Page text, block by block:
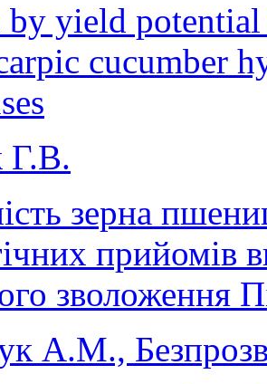
by yield
cucumber
Г.В.
зерна
прийомів
зволоження
А.М.,